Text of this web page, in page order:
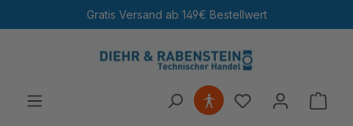
Gratis Versand ab 149€ Bestellwert